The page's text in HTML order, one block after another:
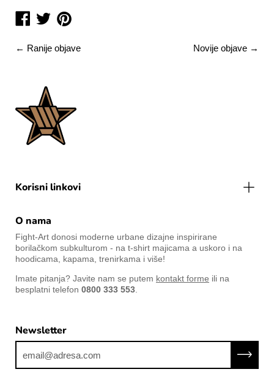
Podijelite
na
Podijelite
na
Podijelite
na
← Ranije objave Novije objave →
Korisni linkovi
O nama
Fight-Art donosi moderne urbane dizajne inspirirane
borilačkom subkulturom - na t-shirt majicama a uskoro i na
hoodicama, kapama, trenirkama i više!
Imate pitanja? Javite nam se putem kontakt forme ili na
besplatni telefon 0800 333 553.
Newsletter